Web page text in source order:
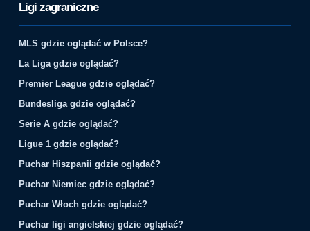
Ligi zagraniczne
MLS gdzie oglądać w Polsce?
La Liga gdzie oglądać?
Premier League gdzie oglądać?
Bundesliga gdzie oglądać?
Serie A gdzie oglądać?
Ligue 1 gdzie oglądać?
Puchar Hiszpanii gdzie oglądać?
Puchar Niemiec gdzie oglądać?
Puchar Włoch gdzie oglądać?
Puchar ligi angielskiej gdzie oglądać?